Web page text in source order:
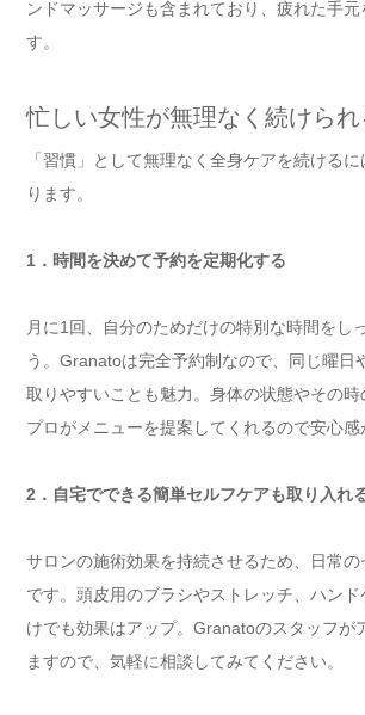
ンドマッサージも含まれており、疲れた手元
す。
忙しい女性が無理なく続けられ
「習慣」として無理なく全身ケアを続ける
ります。
1．時間を決めて予約を定期化する
月に1回、自分のためだけの特別な時間をし
う。Granatoは完全予約制なので、同じ曜日
取りやすいことも魅力。身体の状態やその時
プロがメニューを提案してくれるので安心感
2．自宅でできる簡単セルフケアも取り入れ
サロンの施術効果を持続させるため、日常
です。頭皮用のブラシやストレッチ、ハン
けでも効果はアップ。Granatoのスタッフが
ますので、気軽に相談してみてください。